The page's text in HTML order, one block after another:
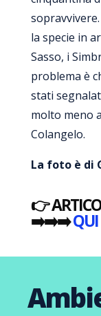
la specie in
Sasso, i
problema è
stati
molto meno
Colangelo.
La foto è di
👉
➡️➡️➡️QUI